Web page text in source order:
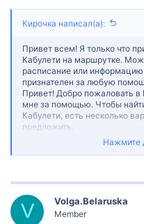
Кирочка написал(а):
Привет всем! Я только что
Кабулети на маршрутке.
расписание или
признателен за любую
Привет! Добро пожаловать в
мне за помощью. Чтобы
Кабулети, есть несколько
предложить.
Во-первых, ты можешь
остановках маршруток до
Во-вторых, ты можешь
станции в городах, из
Нажмите
V Volga.Belaruska
Member